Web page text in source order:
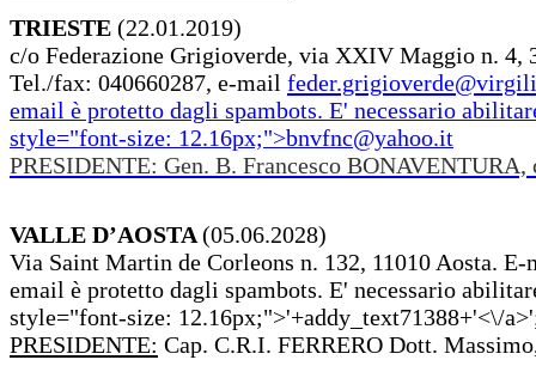
TRIESTE (22.01.2019)
c/o Federazione Grigioverde, via XXIV Maggio n. 4,
Tel./fax: 040660287, e-mail
email è protetto dagli spambots. E' necessario
style="font-size: 12.16px;">bnvfnc@yahoo.it
PRESIDENTE: Gen. B. Francesco BONAVENTURA,
VALLE D’AOSTA(05.06.2028)
Via Saint Martin de Corleons n. 132, 11010 Aosta.
email è protetto dagli spambots. E' necessario
style="font-size: 12.16px;">'+addy_text71388+'<\/
PRESIDENTE: Cap. C.R.I. FERRERO Dott.